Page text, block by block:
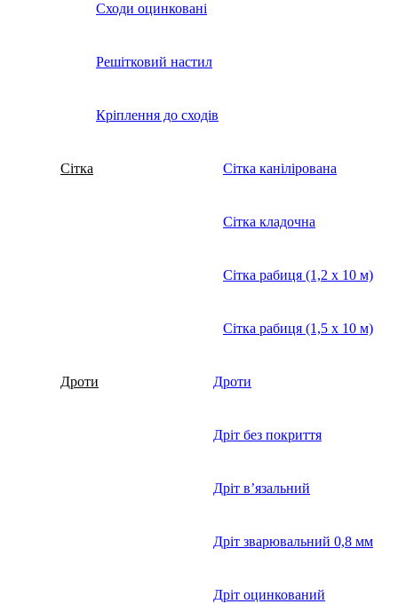
Сходи оцинковані
Решітковий настил
Кріплення до сходів
Сітка Сітка канілірована
Сітка кладочна
Сітка рабиця (1,2 x 10 м)
Сітка рабиця (1,5 x 10 м)
Дроти Дроти
Дріт без покриття
Дріт в’язальний
Дріт зварювальний 0,8 мм
Дріт оцинкований